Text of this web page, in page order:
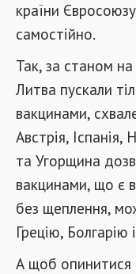
країни
самостійно.
Так, за станом
Литва пускали
вакцинами,
Австрія, Іспанія,
та Угорщина
вакцинами, що є
без щеплення,
Грецію, Болгарію
А щоб опинитися